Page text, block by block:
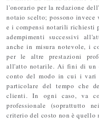
l'onorario per la redazione
notaio scelto; possono invece
e i compensi notarili richiesti
adempimenti successivi
anche in misura notevole, i
per le altre prestazioni
all'atto notarile. Ai fini di un
conto del modo in cui i
particolare del tempo che
clienti. In ogni caso, va
professionale (soprattutto
criterio del costo non è quello